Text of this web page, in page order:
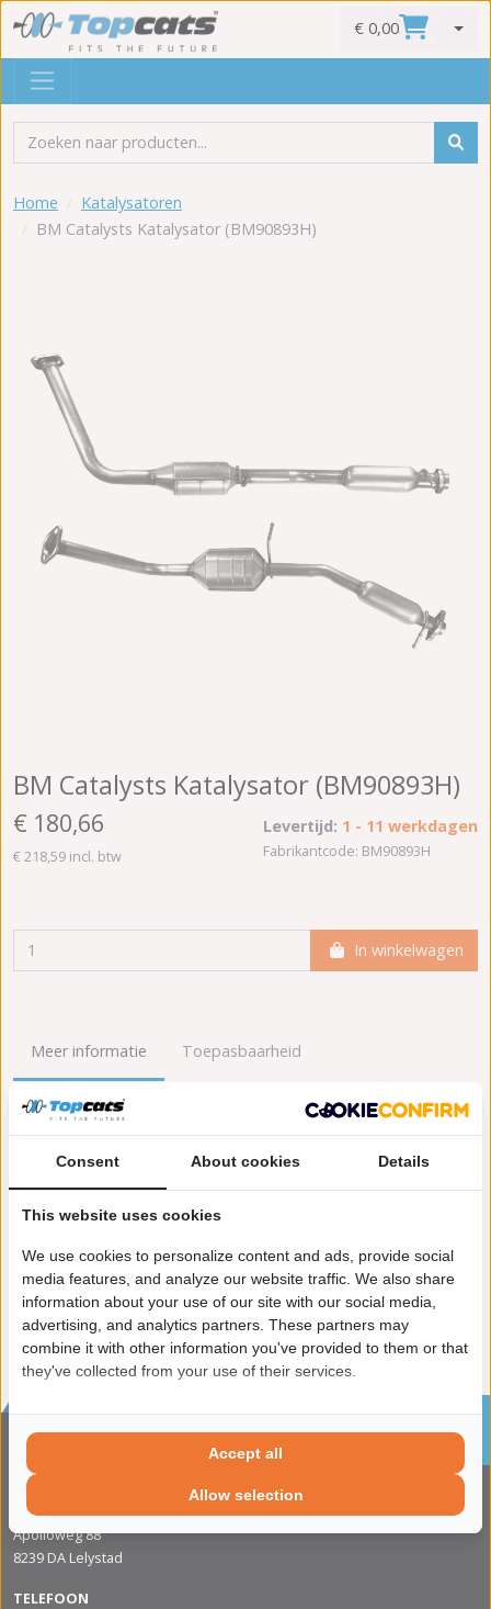
€ 0,00
Home
Katalysatoren
BM Catalysts Katalysator (BM90893H)
BM Catalysts Katalysator (BM90893H)
€ 180,66
€ 218,59 incl. btw
Levertijd: 1 - 11 werkdagen
Fabrikantcode: BM90893H
In winkelwagen
Meer informatie Toepasbaarheid
Origineel nummers
Garantie:2 jaar garantie
Materiaal:Keramiek
Enkel in combinatie met:FK90893
Product in orde:
Controleteken:E9-103R
Sinds 2002 de specialist in katalysatoren en
roetfilters
CONTACTGEGVENS
ADRES
Apolloweg 88
8239 DA Lelystad
TELEFOON
Consent About cookies Details
This website uses cookies
We use cookies to personalize content and ads, provide social
media features, and analyze our website traffic. We also share
information about your use of our site with our social media,
advertising, and analytics partners. These partners may
combine it with other information you've provided to them or that
they've collected from your use of their services.
Allow selection
Accept all